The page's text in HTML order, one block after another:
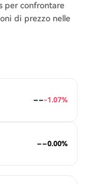
per confrontare
di prezzo nelle
---1.07%
--0.00%